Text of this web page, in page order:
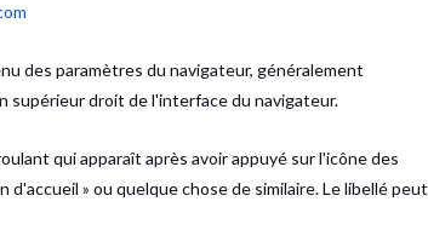
des paramètres du navigateur, généralement
supérieur droit de l'interface du navigateur.
qui apparaît après avoir appuyé sur l'icône des
» ou quelque chose de similaire. Le libellé peut